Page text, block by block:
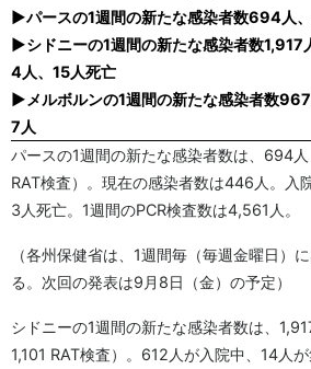
▶パースの1週間の新たな感染者数694人
▶シドニーの1週間の新たな感染者数1,917
4人、15人死亡
▶メルボルンの1週間の新たな感染者数
7人
パースの1週間の新たな感染者数は、694
RAT検査）。現在の感染者数は446人。入
3人死亡。1週間のPCR検査数は4,561人。
（各州保健省は、1週間毎（毎週金曜日）
る。次回の発表は9月8日（金）の予定）
シドニーの1週間の新たな感染者数は、
1,101 RAT検査）。612人が入院中、14人